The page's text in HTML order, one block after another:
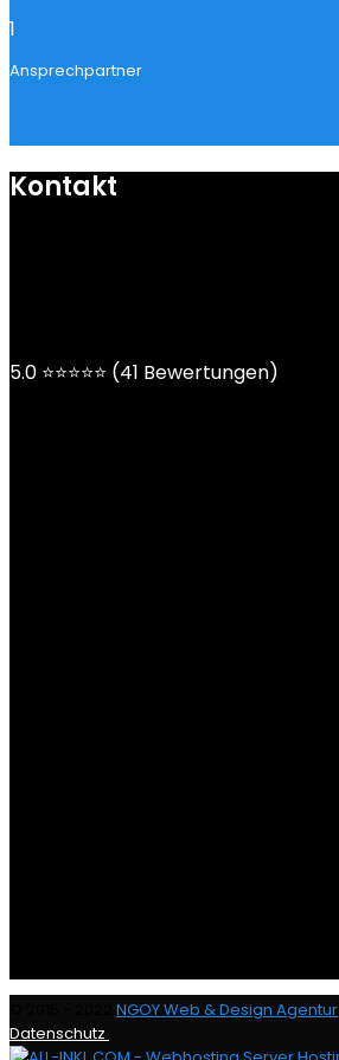
1
Ansprechpartner
Kontakt
5.0 ⭐⭐⭐⭐⭐ (41 Bewertungen)
NGOY Web & Design Agentur
Datenschutz